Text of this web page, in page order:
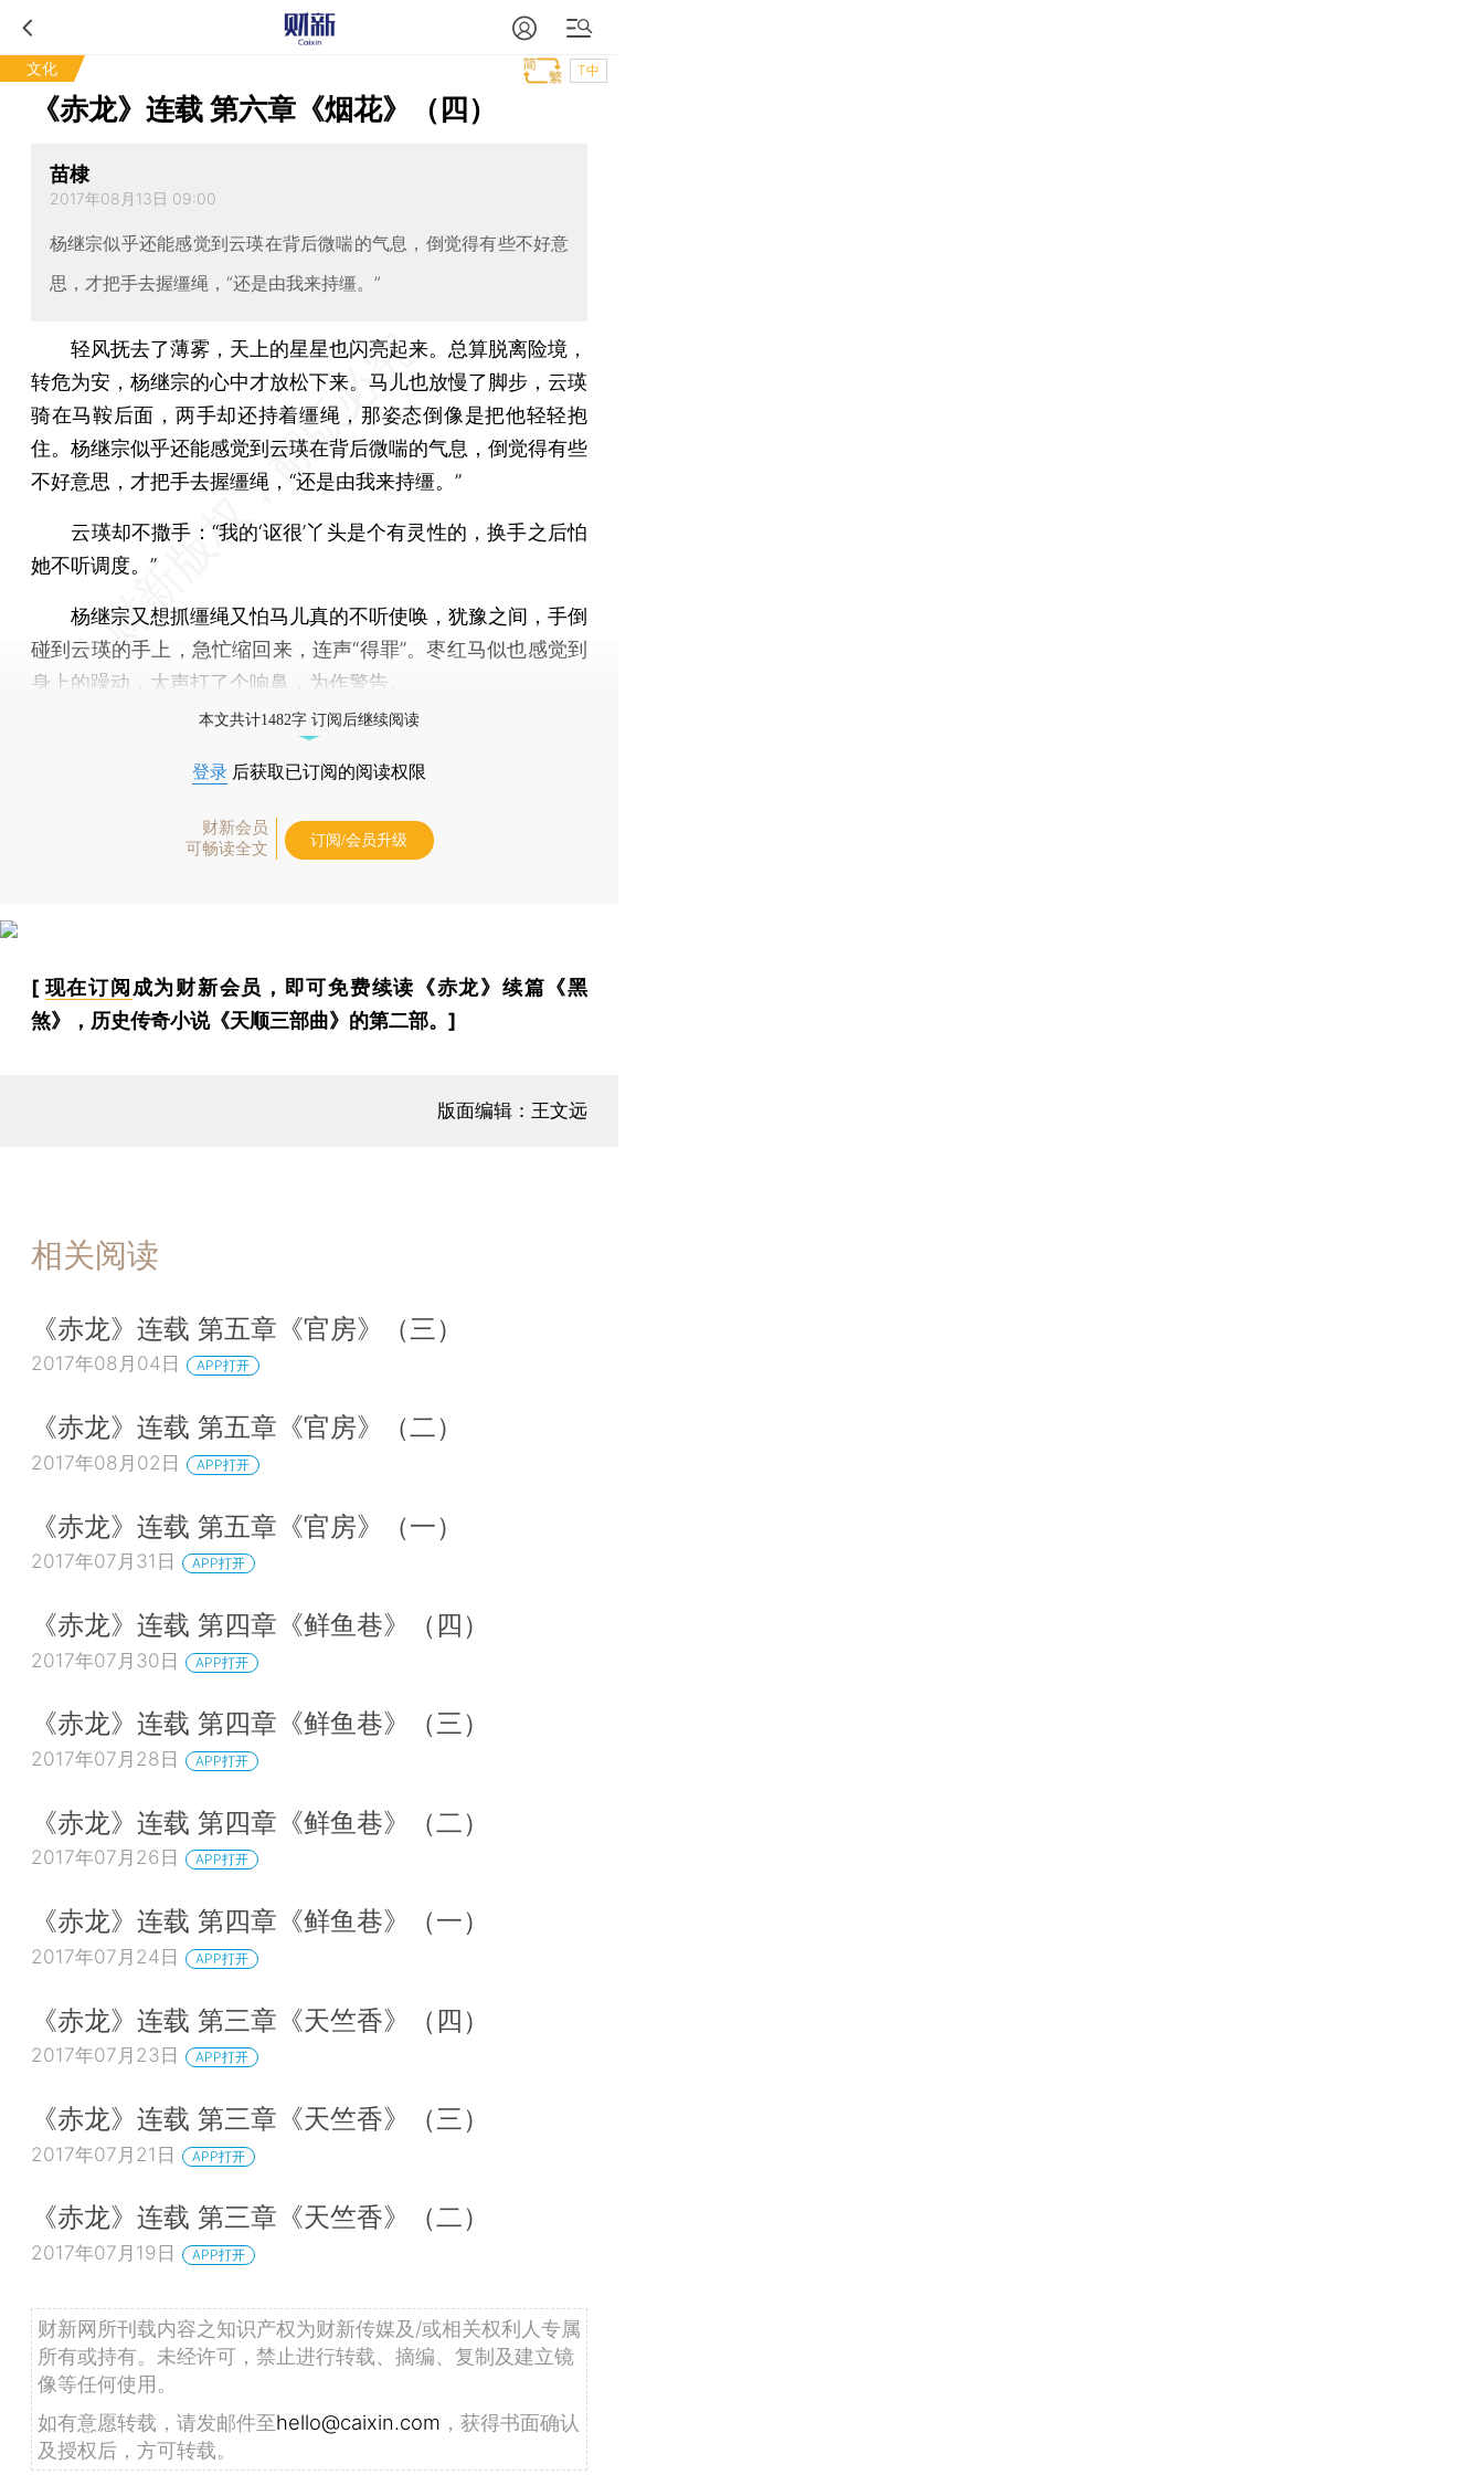
文化 T中
《赤龙》连载 第六章《烟花》（四）
苗棣
2017年08月13日 09:00
杨继宗似乎还能感觉到云瑛在背后微喘的气息，倒觉得有些不好意
思，才把手去握缰绳，“还是由我来持缰。”
轻风抚去了薄雾，天上的星星也闪亮起来。总算脱离险境，
转危为安，杨继宗的心中才放松下来。马儿也放慢了脚步，云瑛
骑在马鞍后面，两手却还持着缰绳，那姿态倒像是把他轻轻抱
住。杨继宗似乎还能感觉到云瑛在背后微喘的气息，倒觉得有些
不好意思，才把手去握缰绳，“还是由我来持缰。”
云瑛却不撒手：“我的‘讴很’丫头是个有灵性的，换手之后怕
她不听调度。”
杨继宗又想抓缰绳又怕马儿真的不听使唤，犹豫之间，手倒
碰到云瑛的手上，急忙缩回来，连声“得罪”。枣红马似也感觉到
身上的躁动，大声打了个响鼻，为作警告。
本文共计1482字 订阅后继续阅读
登录 后获取已订阅的阅读权限
财新会员
可畅读全文
订阅/会员升级
[ 现在订阅成为财新会员，即可免费续读《赤龙》续篇《黑
煞》，历史传奇小说《天顺三部曲》的第二部。]
版面编辑：王文远
相关阅读
《赤龙》连载 第五章《官房》（三）
2017年08月04日 APP打开
《赤龙》连载 第五章《官房》（二）
2017年08月02日 APP打开
《赤龙》连载 第五章《官房》（一）
2017年07月31日 APP打开
《赤龙》连载 第四章《鲜鱼巷》（四）
2017年07月30日 APP打开
《赤龙》连载 第四章《鲜鱼巷》（三）
2017年07月28日 APP打开
《赤龙》连载 第四章《鲜鱼巷》（二）
2017年07月26日 APP打开
《赤龙》连载 第四章《鲜鱼巷》（一）
2017年07月24日 APP打开
《赤龙》连载 第三章《天竺香》（四）
2017年07月23日 APP打开
《赤龙》连载 第三章《天竺香》（三）
2017年07月21日 APP打开
《赤龙》连载 第三章《天竺香》（二）
2017年07月19日 APP打开
财新网所刊载内容之知识产权为财新传媒及/或相关权利人专属
所有或持有。未经许可，禁止进行转载、摘编、复制及建立镜
像等任何使用。
如有意愿转载，请发邮件至hello@caixin.com ，获得书面确认
及授权后，方可转载。